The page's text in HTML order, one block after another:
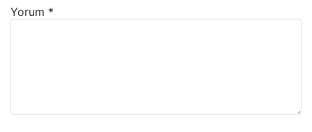
Yorum *